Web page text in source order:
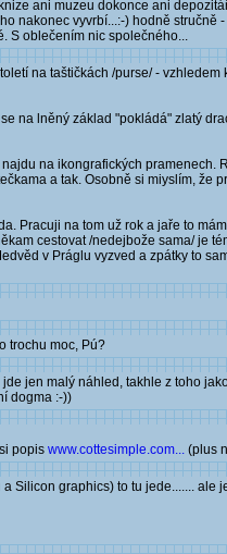
ani muzeu dokonce ani
nakonec vyvrbí...:-) hodně
S oblečením nic společného...
na taštičkách /purse/ -
na lněný základ "pokládá" zlatý
na ikongrafických
a tak. Osobně si miyslím, že
Pracuji na tom už rok a jaře to
cestovat /nedejbože sama/ je
v Práglu vyzved a zpátky to
trochu moc, Pú?
jen malý náhled, takhle z toho
dogma :-))
popis www.cottesimple.com... (plus
Silicon graphics) to tu jede.......